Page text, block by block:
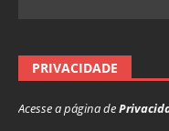
PRIVACIDADE
Acesse a página de